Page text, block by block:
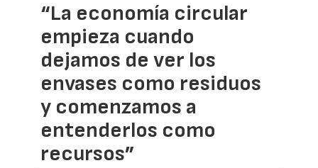
“La economía circular
empieza cuando
dejamos de ver los
envases como residuos
y comenzamos a
entenderlos como
recursos”